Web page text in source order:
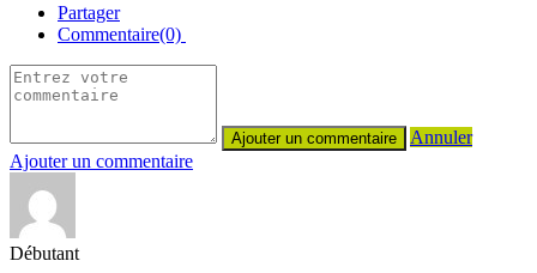
Partager
Commentaire(0)
Annuler
Ajouter un commentaire
Débutant